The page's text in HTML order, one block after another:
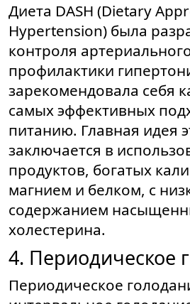
Диета DASH (Dietary
Hypertension) была
контроля
профилактики
зарекомендовала себя
самых эффективных
питанию. Главная идея
заключается в
продуктов, богатых
магнием и белком, с
содержанием
холестерина.
4. Периодическое
Периодическое